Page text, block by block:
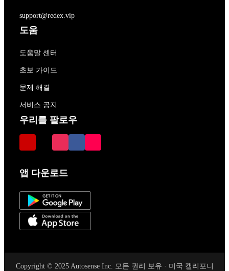
support@redex.vip
도움
도움말 센터
초보 가이드
문제 해결
서비스 공지
우리를 팔로우
앱 다운로드
Copyright © 2025 Autosense Inc. 모든 권리 보유 · 미국 캘리포니